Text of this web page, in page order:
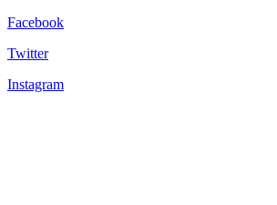
Facebook
Twitter
Instagram